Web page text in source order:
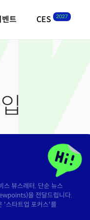
벤트 CES 2027
스 뷰스레터. 단순 뉴스
을 전달드립니다.
'스타트업 포커스'를